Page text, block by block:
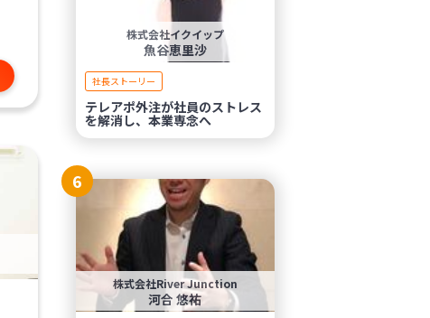
株式会社イクイップ
魚谷恵里沙
社長ストーリー
テレアポ外注が社員のストレス
を解消し、本業専念へ
6
株式会社River Junction
河合 悠祐